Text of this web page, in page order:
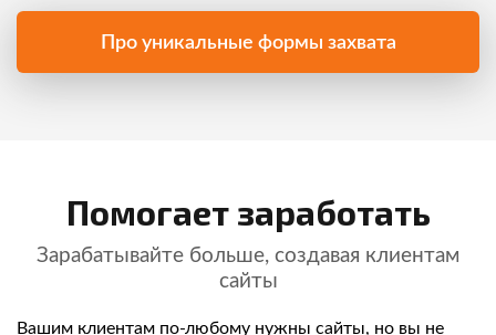
Про уникальные формы захвата
Помогает заработать
Зарабатывайте больше, создавая клиентам
сайты
Вашим клиентам по-любому нужны сайты, но вы не